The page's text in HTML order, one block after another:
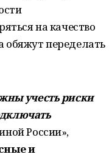
на качество
переделать
учесть риски
России»,
и